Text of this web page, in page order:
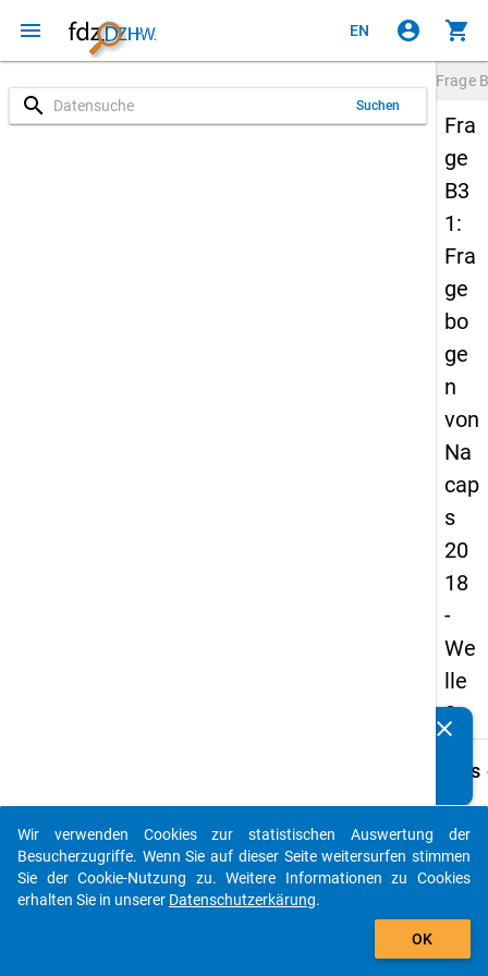
menu EN account_circle shopping_cart
search Suchen
Frage
Fra
ge
B3
1:
Fra
ge
bo
ge
n
von
Na
cap
s
20
18
-
We
lle
3
Details
B31
clear
auto_stories
add_shopping_cart
Wir verwenden Cookies zur statistischen Auswertung der
Besucherzugriffe. Wenn Sie auf dieser Seite weitersurfen stimmen
Sie der Cookie-Nutzung zu. Weitere Informationen zu Cookies
erhalten Sie in unserer Datenschutzerkärung.
OK